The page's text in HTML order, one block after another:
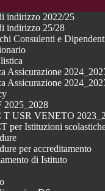
indirizzo 2022/25
indirizzo 25/28
Consulenti e Dipendenti
Assicurazione
Assicurazione
2025_2028
T USR VENETO
per Istituzioni
per accreditamento
di Istituto